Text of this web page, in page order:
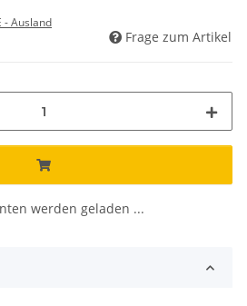
- Ausland
Frage zum Artikel
werden geladen ...